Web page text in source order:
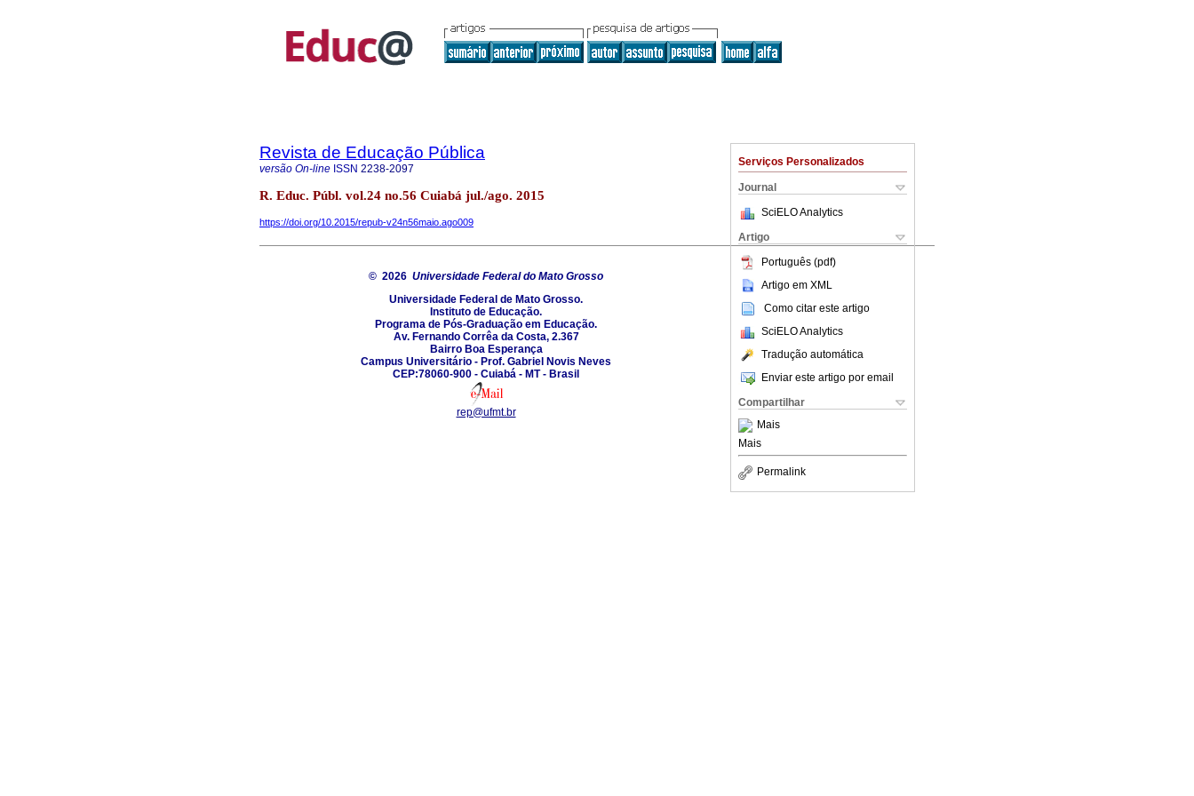
Serviços Personalizados
Journal
SciELO Analytics
Artigo
Português (pdf)
Artigo em XML
Como citar este artigo
SciELO Analytics
Tradução automática
Enviar este artigo por email
Compartilhar
Mais
Mais
Permalink
Revista de Educação Pública
versão On-line ISSN 2238-2097
R. Educ. Públ. vol.24 no.56 Cuiabá jul./ago. 2015
https://doi.org/10.2015/repub-v24n56maio.ago009
© 2026 Universidade Federal do Mato Grosso
Universidade Federal de Mato Grosso.
Instituto de Educação.
Programa de Pós-Graduação em Educação.
Av. Fernando Corrêa da Costa, 2.367
Bairro Boa Esperança
Campus Universitário - Prof. Gabriel Novis Neves
CEP:78060-900 - Cuiabá - MT - Brasil
rep@ufmt.br